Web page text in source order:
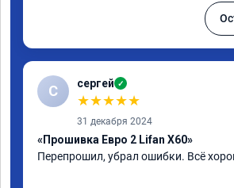
С сергей ✓
★★★★★
31 декабря 2024
«Прошивка Евро 2 Lifan X60»
Перепрошил, убрал ошибки. Всё